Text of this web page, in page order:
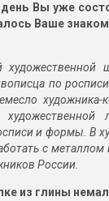
день Вы уже
Ваше
по
и формы. В
с
России.
из глины